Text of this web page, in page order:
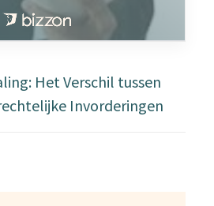
Het Verschil tussen
Invorderingen